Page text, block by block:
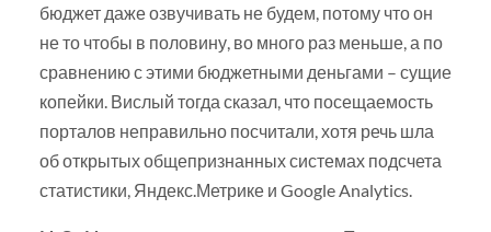
бюджет даже озвучивать не будем, потому что он
не то чтобы в половину, во много раз меньше, а по
сравнению с этими бюджетными деньгами – сущие
копейки. Вислый тогда сказал, что посещаемость
порталов неправильно посчитали, хотя речь шла
об открытых общепризнанных системах подсчета
статистики, Яндекс.Метрике и Google Analytics.